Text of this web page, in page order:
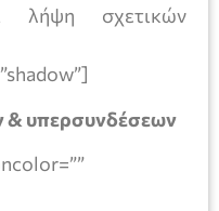
σχετικών
& υπερσυνδέσεων